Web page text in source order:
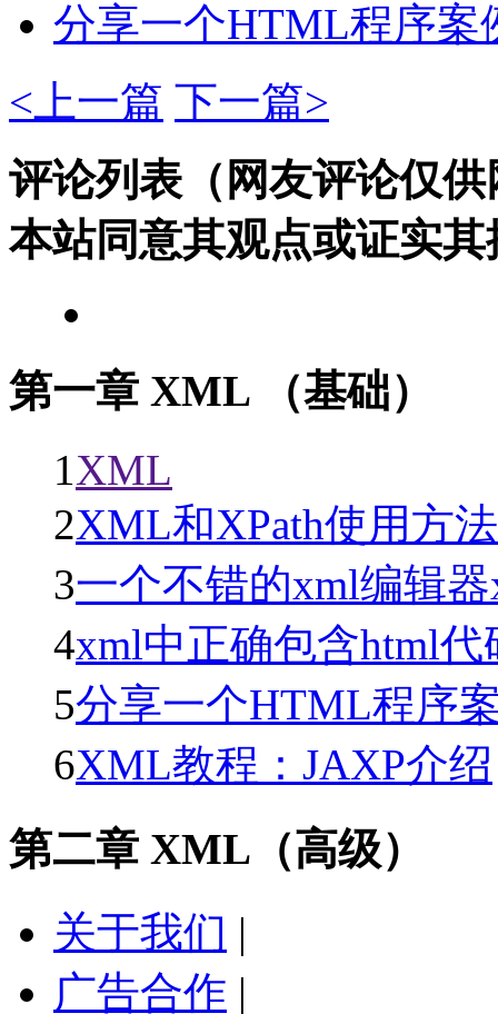
分享一个HTML程序案
<上一篇 下一篇>
评论列表（网友评论仅
本站同意其观点或证实其
第一章 XML （基础）
1XML
2XML和XPath使用方
3一个不错的xml编辑器
4xml中正确包含html代
5分享一个HTML程序
6XML教程：JAXP介绍
第二章 XML（高级）
关于我们 |
广告合作 |